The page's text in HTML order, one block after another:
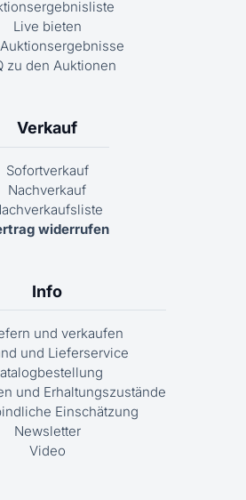
Live bieten
zu den Auktionen
Verkauf
Sofortverkauf
Nachverkauf
widerrufen
Info
und verkaufen
und Lieferservice
und Erhaltungszustände
Einschätzung
Newsletter
Video